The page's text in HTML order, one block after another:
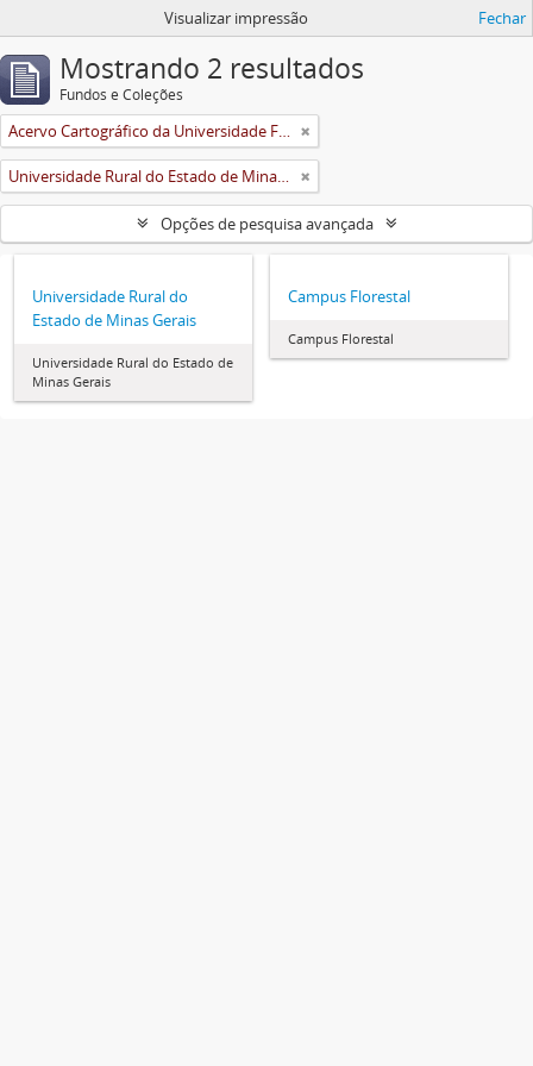
Visualizar impressão Fechar
Mostrando 2 resultados
Fundos e Coleções
Acervo Cartográfico da Universidade Federal de Viçosa
Universidade Rural do Estado de Minas Gerais (Uremg)
Opções de pesquisa avançada
Universidade Rural do
Estado de Minas Gerais
Universidade Rural do Estado de
Minas Gerais
Campus Florestal
Campus Florestal